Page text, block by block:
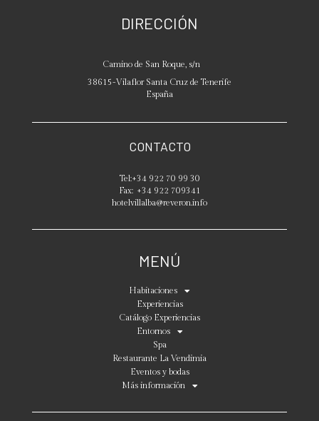
DIRECCIÓN
Camino de San Roque, s/n
38615-Vilaflor Santa Cruz de Tenerife
España
CONTACTO
Tel:+34 922 70 99 30
Fax: +34 922 709341
hotelvillalba@reveron.info
MENÚ
Habitaciones
Experiencias
Catálogo Experiencias
Entornos
Spa
Restaurante La Vendimia
Eventos y bodas
Más información